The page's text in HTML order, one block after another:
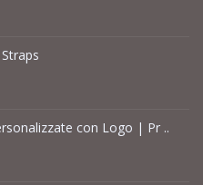
con Logo | Pr ..